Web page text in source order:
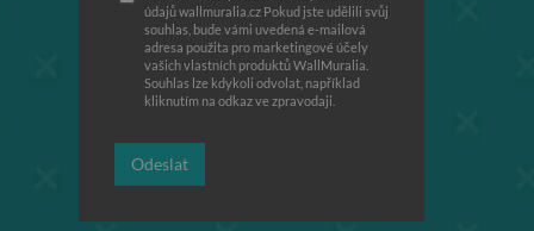
údajů wallmuralia.cz Pokud jste udělili svůj
souhlas, bude vámi uvedená e-mailová
adresa použita pro marketingové účely
vašich vlastních produktů WallMuralia.
Souhlas lze kdykoli odvolat, například
kliknutím na odkaz ve zpravodaji.
Odeslat